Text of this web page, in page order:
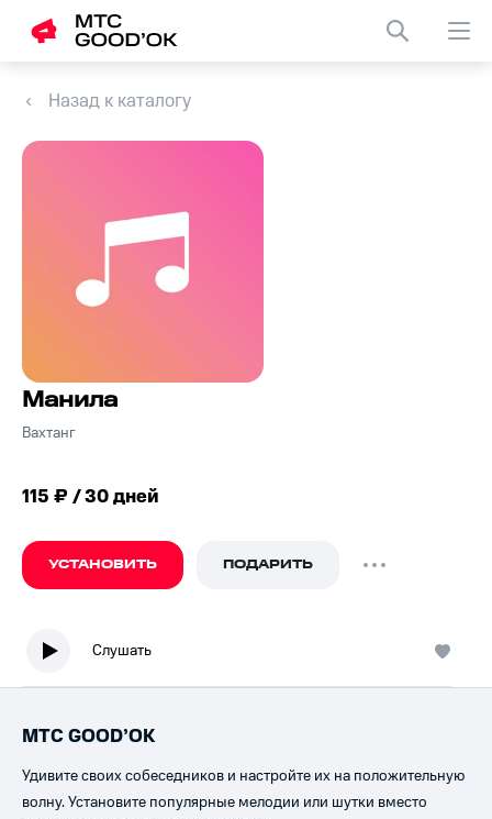
Назад к каталогу
Манила
Вахтанг
115 ₽ / 30 дней
УСТАНОВИТЬ ПОДАРИТЬ
Слушать
МТС GOOD’OK
Удивите своих собеседников и настройте их на положительную
волну. Установите популярные мелодии или шутки вместо